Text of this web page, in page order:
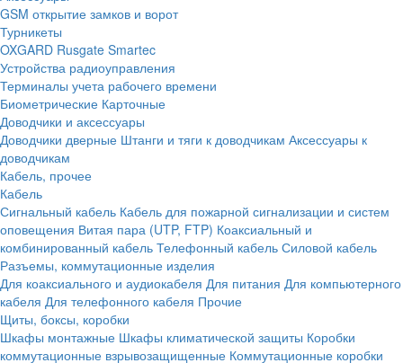
GSM открытие замков и ворот
Турникеты
OXGARD Rusgate Smartec
Устройства радиоуправления
Терминалы учета рабочего времени
Биометрические Карточные
Доводчики и аксессуары
Доводчики дверные Штанги и тяги к доводчикам Аксессуары к
доводчикам
Кабель, прочее
Кабель
Сигнальный кабель Кабель для пожарной сигнализации и систем
оповещения Витая пара (UTP, FTP) Коаксиальный и
комбинированный кабель Телефонный кабель Силовой кабель
Разъемы, коммутационные изделия
Для коаксиального и аудиокабеля Для питания Для компьютерного
кабеля Для телефонного кабеля Прочие
Щиты, боксы, коробки
Шкафы монтажные Шкафы климатической защиты Коробки
коммутационные взрывозащищенные Коммутационные коробки